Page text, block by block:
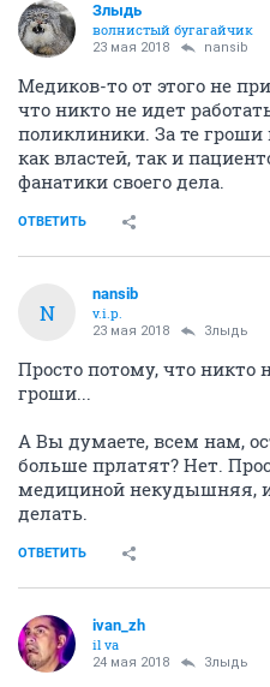
Злыдь
волнистый бугагайчик
23 мая 2018 nansib
Медиков-то от этого не
что никто не идет
поликлиники. За те гроши
как властей, так и
фанатики своего дела.
ОТВЕТИТЬ
N
nansib
v.i.p.
23 мая 2018 Злыдь
Просто потому, что никто
гроши...
А Вы думаете, всем нам,
больше прлатят? Нет.
медициной некудышняя,
делать.
ОТВЕТИТЬ
ivаn_zh
il va
24 мая 2018 Злыдь